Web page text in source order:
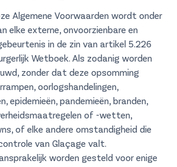
Algemene Voorwaarden wordt onder
elke externe, onvoorzienbare en
in de zin van artikel 5.226
Wetboek. Als zodanig worden
zonder dat deze opsomming
oorlogshandelingen,
epidemieën, pandemieën, branden,
of -wetten,
of elke andere omstandigheid die
van Glaçage valt.
worden gesteld voor enige